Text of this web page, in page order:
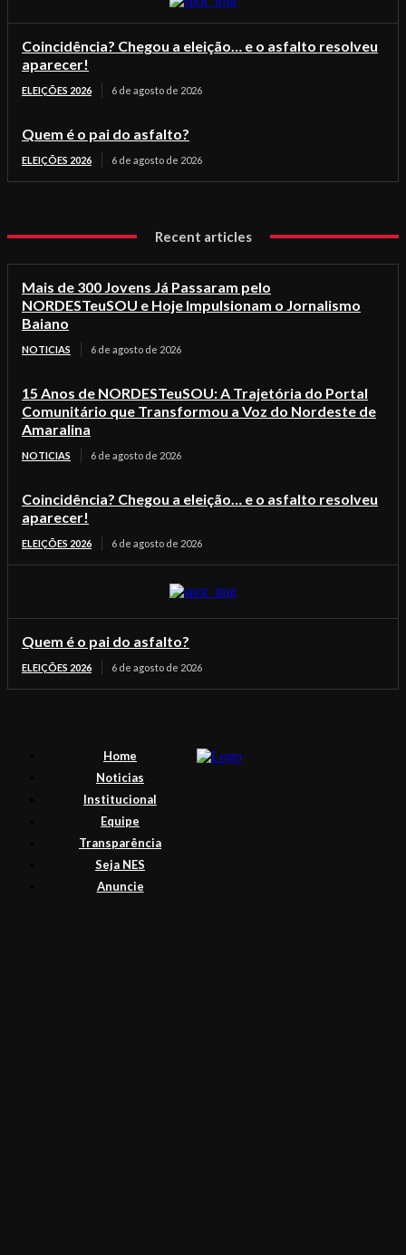
Coincidência? Chegou a eleição… e o asfalto resolveu
aparecer!
ELEIÇÕES 2026 6 de agosto de 2026
Quem é o pai do asfalto?
ELEIÇÕES 2026 6 de agosto de 2026
Recent articles
Mais de 300 Jovens Já Passaram pelo
NORDESTeuSOU e Hoje Impulsionam o Jornalismo
Baiano
NOTICIAS 6 de agosto de 2026
15 Anos de NORDESTeuSOU: A Trajetória do Portal
Comunitário que Transformou a Voz do Nordeste de
Amaralina
NOTICIAS 6 de agosto de 2026
Coincidência? Chegou a eleição… e o asfalto resolveu
aparecer!
ELEIÇÕES 2026 6 de agosto de 2026
Quem é o pai do asfalto?
ELEIÇÕES 2026 6 de agosto de 2026
Home
Noticias
Institucional
Equipe
Transparência
Seja NES
Anuncie